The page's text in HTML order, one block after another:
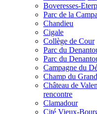
Boveresses-
Parc de la
Chandieu
Cigale
Collège de Cour
Parc du
Parc du
Campagne du
Champ du
Château de
rencontre
Clamadour
Cité Vieux-